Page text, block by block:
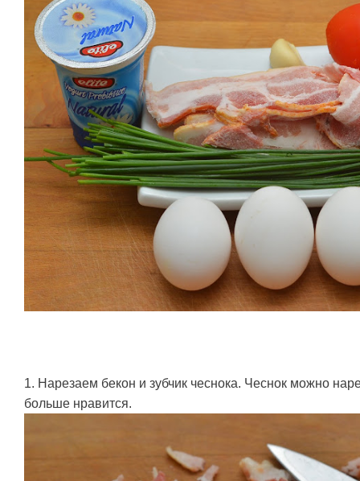
1. Нарезаем бекон и зубчик чеснока. Чеснок можно
больше нравится.